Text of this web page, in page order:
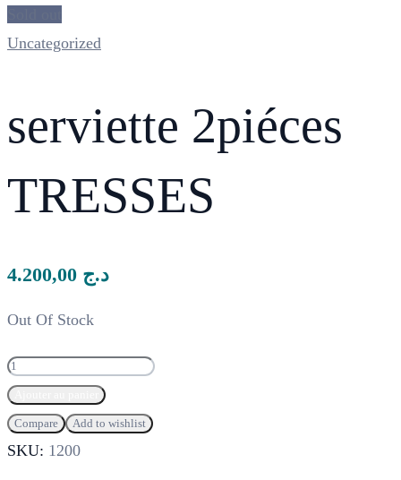
Uncategorized
serviette 2piéces
TRESSES
د.ج
Out Of Stock
quantité
de
serviette
2piéces
Compare Add to wishlist
SKU: 1200